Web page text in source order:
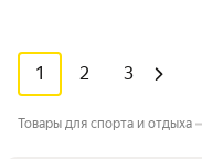
1 2 3
Товары для спорта и отдыха